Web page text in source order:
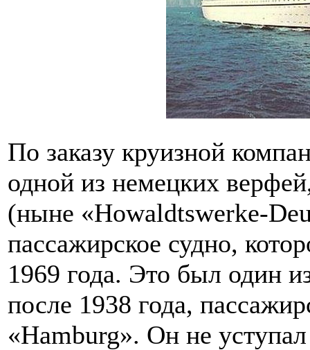
По заказу круизной
одной из немецких
(ныне «Howaldtswerke-
пассажирское судно,
1969 года. Это был один
после 1938 года,
«Hamburg». Он не